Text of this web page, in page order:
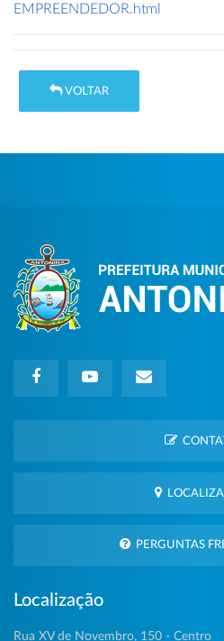
EMPREENDEDOR.html
VOLTAR
PERGUNTAS
Localização
Rua XV de Novembro, 150 - Centro